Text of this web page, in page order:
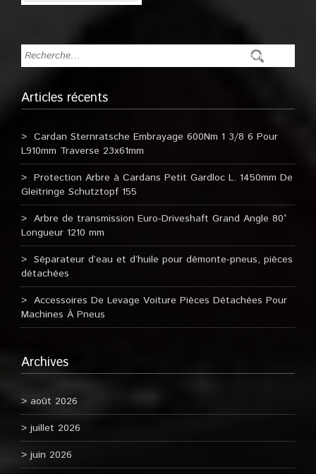
Articles récents
Cardan Sternratsche Embrayage 600Nm 1 3/8 6 Pour
L910mm Traverse 23x61mm
Protection Arbre à Cardans Petit Gardloc L. 1450mm De
Gleitringe Schutztopf 155
Arbre de transmission Euro-Driveshaft Grand Angle 80°
Longueur 1210 mm
Séparateur d’eau et d’huile pour démonte-pneus, pièces
détachées
Accessoires De Levage Voiture Pièces Détachées Pour
Machines À Pneus
Archives
août 2026
juillet 2026
juin 2026